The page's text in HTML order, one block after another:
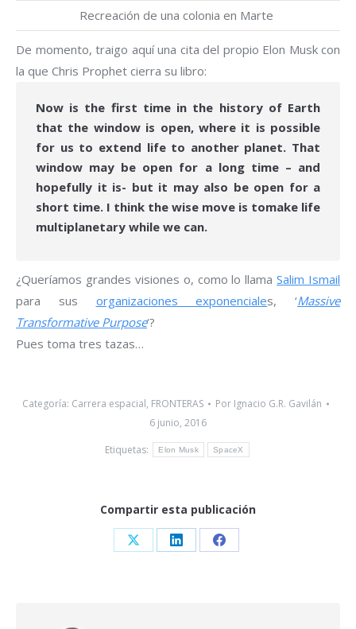
Recreación de una colonia en Marte
De momento, traigo aquí una cita del propio Elon Musk con
la que Chris Prophet cierra su libro:
Now is the first time in the history of Earth
that the window is open, where it is possible
for us to extend life to another planet. That
window may be open for a long time – and
hopefully it is- but it may also be open for a
short time. I think the wise move is tomake life
multiplanetary while we can.
¿Queríamos grandes visiones o, como lo llamaSalim Ismail
para sus organizaciones exponenciales, ‘Massive
Transformative Purpose‘?
Pues toma tres tazas…
Categoría: Carrera espacial, FRONTERAS Por Ignacio G.R. Gavilán
6 junio, 2016
Etiquetas:
Elon Musk SpaceX
Compartir esta publicación
Share Share Share